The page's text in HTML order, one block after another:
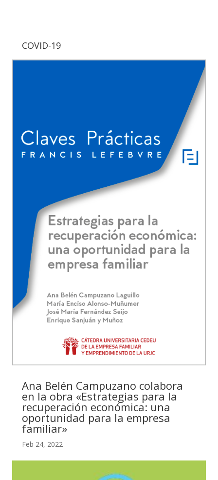
COVID-19
Ana Belén Campuzano colabora
en la obra «Estrategias para la
recuperación económica: una
oportunidad para la empresa
familiar»
Feb 24, 2022